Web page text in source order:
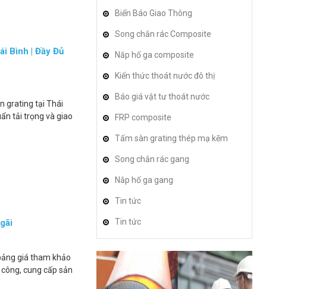
Bình | Đầy Đủ
grating tại Thái
tải trọng và giao
giá tham khảo
cung cấp sản
Biển Báo Giao Thông
Song chắn rác Composite
Nắp hố ga composite
Kiến thức thoát nước đô thị
Báo giá vật tư thoát nước
FRP composite
Tấm sàn grating thép mạ kẽm
Song chắn rác gang
Nắp hố ga gang
Tin tức
Tin tức